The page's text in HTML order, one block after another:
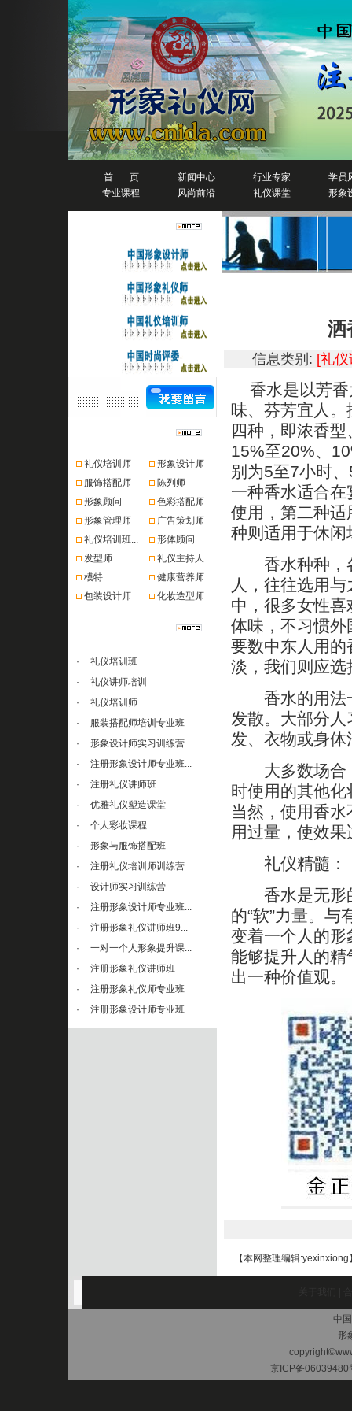
首 页 新闻中心 行业专家
学员
专业课程
风尚前沿 礼仪课堂 形象
礼仪培训师
形象设计师
服饰搭配师
陈列师
形象顾问
色彩搭配师
形象管理师
广告策划师
礼仪培训班...
形体顾问
发型师
礼仪主持人
模特
健康营养师
包装设计师
化妆造型师
·
礼仪培训班
·
礼仪讲师培训
·
礼仪培训师
·
服装搭配师培训专业班
·
形象设计师实习训练营
·
注册形象设计师专业班...
·
注册礼仪讲师班
·
优雅礼仪塑造课堂
·
个人彩妆课程
·
形象与服饰搭配班
·
注册礼仪培训师训练营
·
设计师实习训练营
·
注册形象设计师专业班...
·
注册形象礼仪讲师班9...
·
一对一个人形象提升课...
·
注册形象礼仪讲师班
·
注册形象礼仪师专业班
·
注册形象设计师专业班
洒
信息类别: [礼
香水是以芳香
味、芬芳宜人
四种，即浓香
15%至20%、
别为5至7小时
一种香水适合
使用，第二种
种则适用于休闲
香水种种，各
人，往往选用
中，很多女性
体味，不习惯
要数中东人用
淡，我们则应
香水的用法一
发散。大部分
发、衣物或身体
大多数场合，
时使用的其他
当然，使用香
用过量，使效果
礼仪精髓：
香水是无形的
的“软”力量。
变着一个人的
能够提升人的
出一种价值观。
【本网整理编辑:yexinxiong
中
形
京ICP备06039480